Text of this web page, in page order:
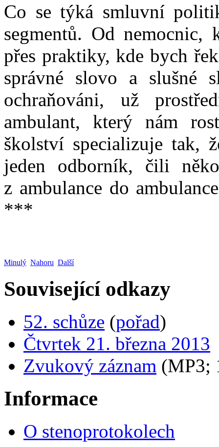
Co se týká smluvní
segmentů. Od nemocnic,
přes praktiky, kde bych
správné slovo a slušné
ochraňováni, už
ambulant, který nám
školství specializuje tak,
jeden odborník, čili
z ambulance do
***
Minulý Nahoru Další
Související odkazy
52. schůze (pořad)
Čtvrtek 21. března 2013
Zvukový záznam (MP3;
Informace
O stenoprotokolech